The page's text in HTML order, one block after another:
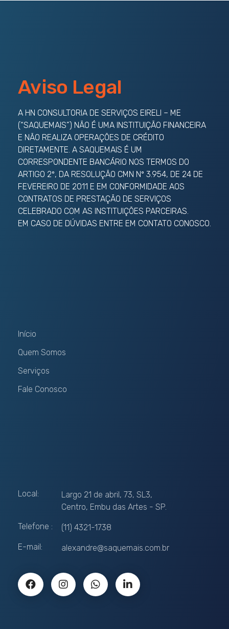
Aviso Legal
A HN CONSULTORIA DE SERVIÇOS EIRELI – ME
(“SAQUEMAIS”) NÃO É UMA INSTITUIÇÃO FINANCEIRA
E NÃO REALIZA OPERAÇÕES DE CRÉDITO
DIRETAMENTE. A SAQUEMAIS É UM
CORRESPONDENTE BANCÁRIO NOS TERMOS DO
ARTIGO 2º, DA RESOLUÇÃO CMN Nº 3.954, DE 24 DE
FEVEREIRO DE 2011 E EM CONFORMIDADE AOS
CONTRATOS DE PRESTAÇÃO DE SERVIÇOS
CELEBRADO COM AS INSTITUIÇÕES PARCEIRAS.
EM CASO DE DÚVIDAS ENTRE EM CONTATO CONOSCO.
Início
Quem Somos
Serviços
Fale Conosco
Local:
​Largo 21 de abril, 73, SL3,
Centro, Embu das Artes - SP.
Telefone :
(11) 4321-1738
E-mail:
alexandre@saquemais.com.br